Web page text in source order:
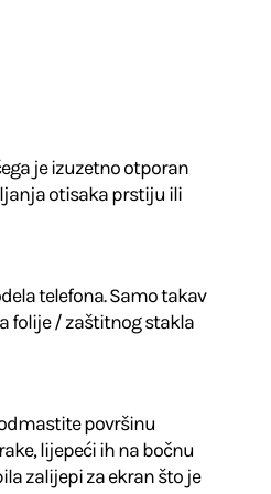
je izuzetno otporan
otisaka prstiju ili
telefona. Samo takav
folije / zaštitnog stakla
površinu
lijepeći ih na bočnu
zalijepi za ekran što je